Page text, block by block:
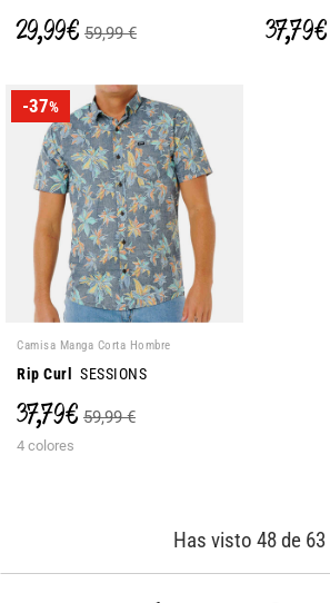
29,99 € 59,99 € 37,79 €
-37%
Camisa Manga Corta Hombre
Rip Curl SESSIONS
37,79 € 59,99 €
4 colores
Has visto 48 de 63